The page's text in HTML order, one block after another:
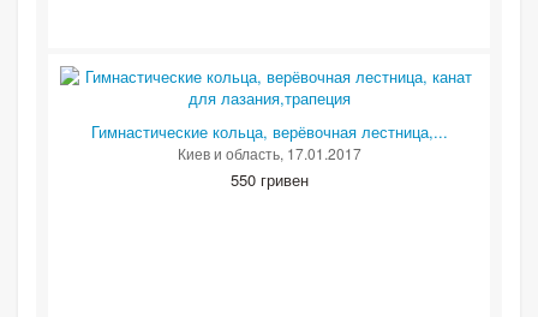
Гимнастические кольца, верёвочная лестница,...
Киев и область, 17.01.2017
550 гривен